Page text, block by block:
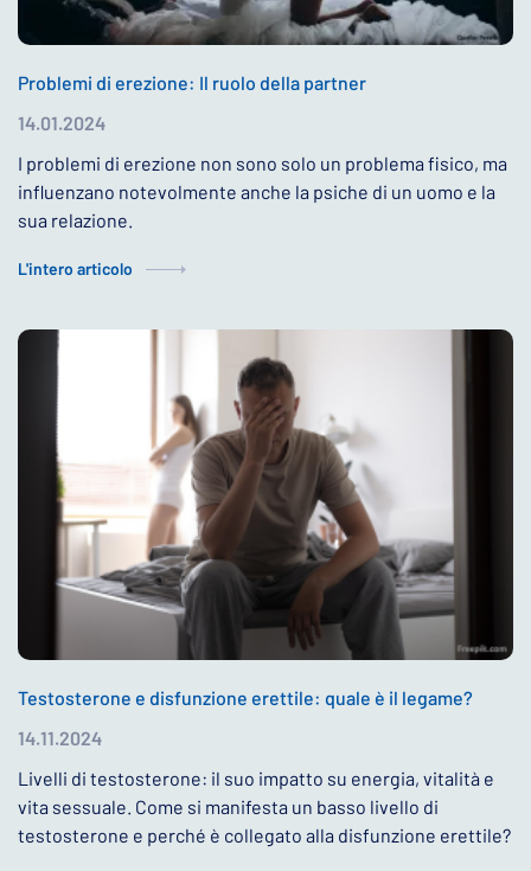
Problemi di erezione: Il ruolo della partner
14.01.2024
I problemi di erezione non sono solo un problema fisico, ma
influenzano notevolmente anche la psiche di un uomo e la
sua relazione.
L'intero articolo
Testosterone e disfunzione erettile: quale è il legame?
14.11.2024
Livelli di testosterone: il suo impatto su energia, vitalità e
vita sessuale. Come si manifesta un basso livello di
testosterone e perché è collegato alla disfunzione erettile?